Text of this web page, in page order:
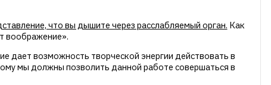
что вы дышите через расслабляемый орган. Как
воображение».
дает возможность творческой энергии действовать в
мы должны позволить данной работе совершаться в